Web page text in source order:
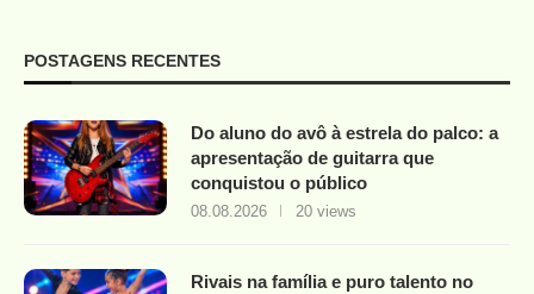
POSTAGENS RECENTES
Do aluno do avô à estrela do palco: a
apresentação de guitarra que
conquistou o público
08.08.2026 20 views
Rivais na família e puro talento no